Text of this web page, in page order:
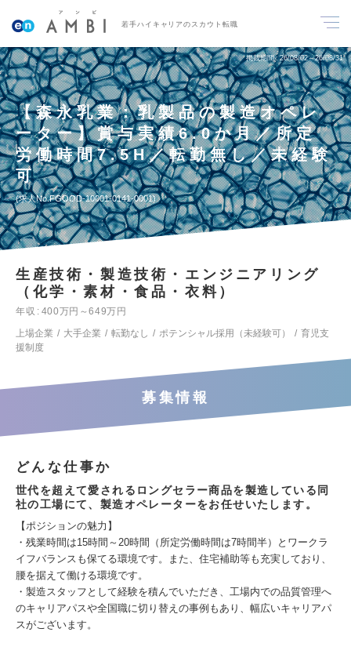
若手ハイキャリアのスカウト転職
掲載期間 26/08/02～26/08/31
【森永乳業：乳製品の製造オペレ
ーター】賞与実績6.0か月／所定
労働時間7.5H／転勤無し／未経験
可
求人No.FGOOD-10001-0141-0001
生産技術・製造技術・エンジニアリング
（化学・素材・食品・衣料）
年収
400万円～649万円
上場企業
大手企業 転勤なし ポテンシャル採用（未経験可）
育児支
援制度
募集情報
どんな仕事か
世代を超えて愛されるロングセラー商品を製造している同
社の工場にて、製造オペレーターをお任せいたします。
【ポジションの魅力】
・残業時間は15時間～20時間（所定労働時間は7時間半）とワークラ
イフバランスも保てる環境です。また、住宅補助等も充実しており、
腰を据えて働ける環境です。
・製造スタッフとして経験を積んでいただき、工場内での品質管理へ
のキャリアパスや全国職に切り替えの事例もあり、幅広いキャリアパ
スがございます。